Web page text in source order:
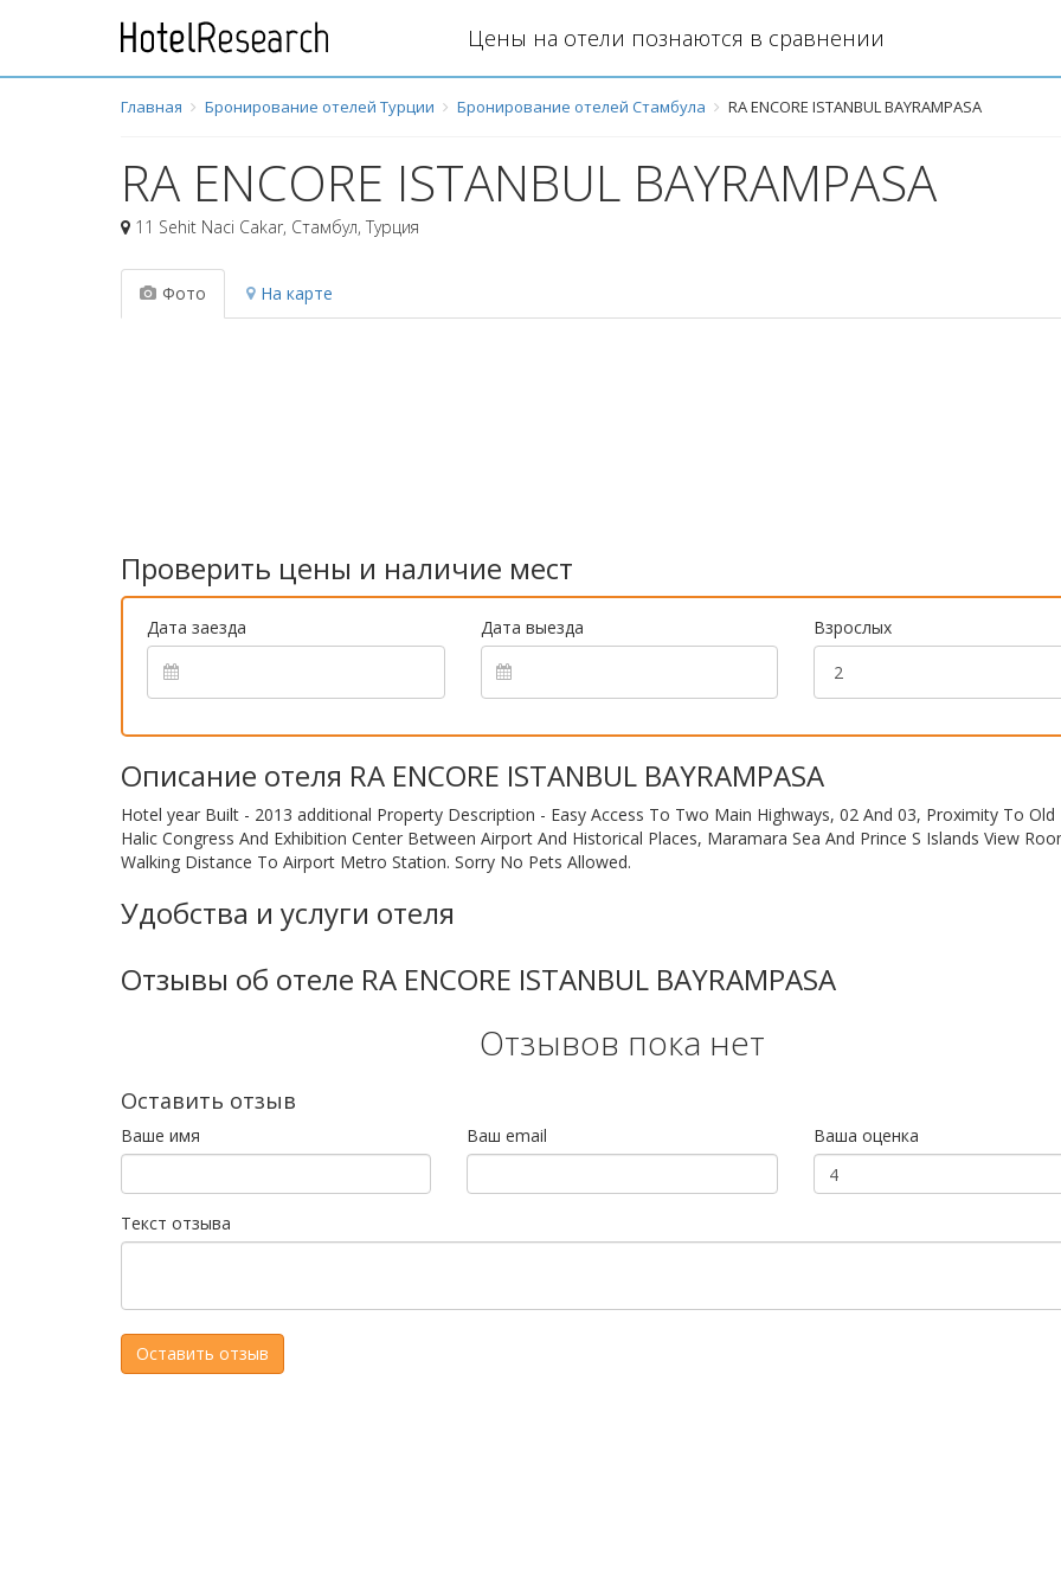
Цены на отели познаются в сравнении
Главная Бронирование отелей Турции Бронирование отелей Стамбула RA ENCORE ISTANBUL BAYRAMPASA
RA ENCORE ISTANBUL BAYRAMPASA
11 Sehit Naci Cakar, Стамбул, Турция
Фото На карте
Проверить цены и наличие мест
Дата заезда Дата выезда Взрослых
Описание отеля RA ENCORE ISTANBUL BAYRAMPASA
Hotel year Built - 2013 additional Property Description - Easy Access To Two Main Highways, 02 And 03, Proximity To
Halic Congress And Exhibition Center Between Airport And Historical Places, Maramara Sea And Prince S Islands View
Walking Distance To Airport Metro Station. Sorry No Pets Allowed.
Удобства и услуги отеля
Отзывы об отеле RA ENCORE ISTANBUL BAYRAMPASA
Отзывов пока нет
Оставить отзыв
Ваше имя Ваш email Ваша оценка
Текст отзыва